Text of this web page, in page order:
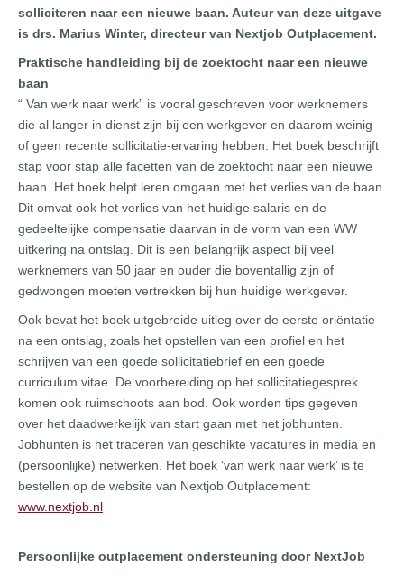
solliciteren naar een nieuwe baan. Auteur van deze uitgave
is drs. Marius Winter, directeur van Nextjob Outplacement.
Praktische handleiding bij de zoektocht naar een nieuwe
baan
“ Van werk naar werk” is vooral geschreven voor werknemers
die al langer in dienst zijn bij een werkgever en daarom weinig
of geen recente sollicitatie-ervaring hebben. Het boek beschrijft
stap voor stap alle facetten van de zoektocht naar een nieuwe
baan. Het boek helpt leren omgaan met het verlies van de baan.
Dit omvat ook het verlies van het huidige salaris en de
gedeeltelijke compensatie daarvan in de vorm van een WW
uitkering na ontslag. Dit is een belangrijk aspect bij veel
werknemers van 50 jaar en ouder die boventallig zijn of
gedwongen moeten vertrekken bij hun huidige werkgever.
Ook bevat het boek uitgebreide uitleg over de eerste oriëntatie
na een ontslag, zoals het opstellen van een profiel en het
schrijven van een goede sollicitatiebrief en een goede
curriculum vitae. De voorbereiding op het sollicitatiegesprek
komen ook ruimschoots aan bod. Ook worden tips gegeven
over het daadwerkelijk van start gaan met het jobhunten.
Jobhunten is het traceren van geschikte vacatures in media en
(persoonlijke) netwerken. Het boek ‘van werk naar werk’ is te
bestellen op de website van Nextjob Outplacement:
www.nextjob.nl
Persoonlijke outplacement ondersteuning door NextJob